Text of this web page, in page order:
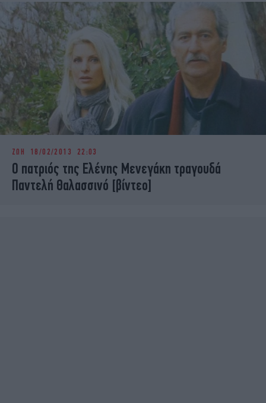
ΖΩΗ 18/02/2013 22:03
Ο πατριός της Ελένης Μενεγάκη τραγουδά
Παντελή Θαλασσινό [βίντεο]